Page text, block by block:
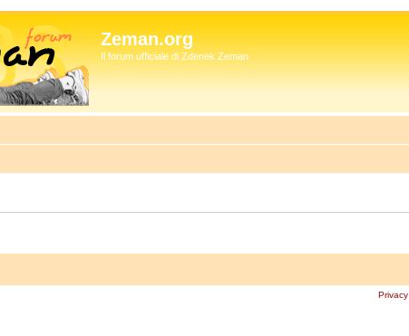
Zeman.org
Il forum ufficiale di Zdenek Zeman
Privacy